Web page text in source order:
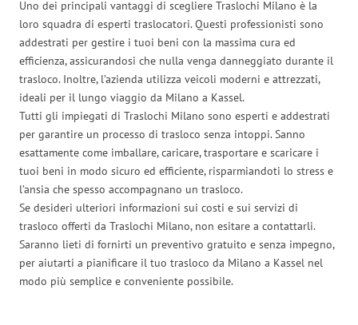
Uno dei principali vantaggi di scegliere Traslochi Milano è la
loro squadra di esperti traslocatori. Questi professionisti sono
addestrati per gestire i tuoi beni con la massima cura ed
efficienza, assicurandosi che nulla venga danneggiato durante il
trasloco. Inoltre, l’azienda utilizza veicoli moderni e attrezzati,
ideali per il lungo viaggio da Milano a Kassel.
Tutti gli impiegati di Traslochi Milano sono esperti e addestrati
per garantire un processo di trasloco senza intoppi. Sanno
esattamente come imballare, caricare, trasportare e scaricare i
tuoi beni in modo sicuro ed efficiente, risparmiandoti lo stress e
l’ansia che spesso accompagnano un trasloco.
Se desideri ulteriori informazioni sui costi e sui servizi di
trasloco offerti da Traslochi Milano, non esitare a contattarli.
Saranno lieti di fornirti un preventivo gratuito e senza impegno,
per aiutarti a pianificare il tuo trasloco da Milano a Kassel nel
modo più semplice e conveniente possibile.